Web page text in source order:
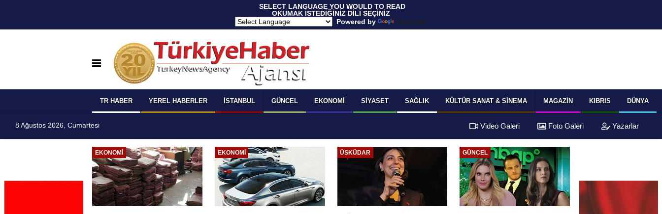
SELECT LANGUAGE YOU WOULD TO READ
OKUMAK İSTEDİĞİNİZ DİLİ SEÇİNİZ
Powered by
Translate
TR HABER YEREL HABERLER İSTANBUL GÜNCEL EKONOMI SIYASET SAĞLIK KÜLTÜR SANAT & SINEMA MAGAZIN KIBRIS DÜNYA
8 Ağustos 2026, Cumartesi Video Galeri Foto Galeri Yazarlar
EKONOMI EKONOMI ÜSKÜDAR GÜNCEL